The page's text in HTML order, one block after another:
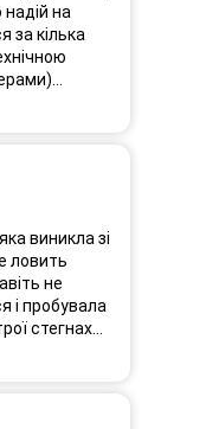
на
за кілька
в
про більше,
5 МБіт/с.
разів
модем з
Безумовно
виникла зі
ловить
не
і пробувала
стегнах
побачила
1 міс, я